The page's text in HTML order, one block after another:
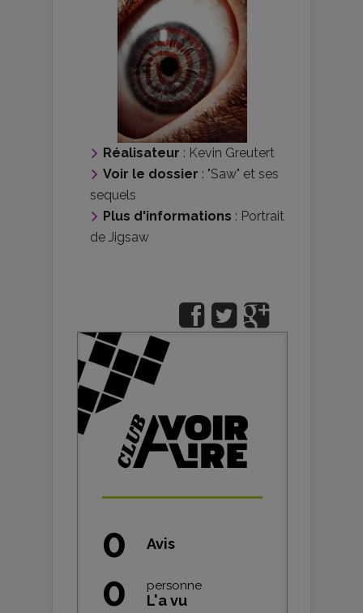
Réalisateur : Kevin Greutert
Voir le dossier : "Saw" et ses
sequels
Plus d'informations : Portrait
de Jigsaw
0 Avis
0 personne
L'a vu